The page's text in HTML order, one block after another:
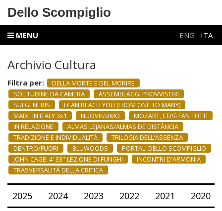
Dello Scompiglio
MENU ENG ITA
Archivio Cultura
Filtra per:
DELLA MORTE E DEL MORIRE
SOLITUDINE DA CAMERA
ASSEMBLAGGI PROVVISORI
SUI GENERIS
I CAN REACH YOU (FROM ONE TO MANY)
MADE IN ITALY 3x1
NUOVISSIMO
MOZART, COSì FAN TUTTI
IN RELAZIONE
ALMAS LEJANAS/ALMAS DE DISTÂNCIA
TRADIZIONE E INDIVIDUALITÀ
TRILOGIA DELL'ASSENZA
DENTRO/FUORI
BLUWOODS
PORTALI DELLO SCOMPIGLIO
JOHN CAGE: 4' 33'' LEZIONE DI FUNGHI
INCONTRI D'ARMONIA
TRASVERSALITÀ DELLA CRITICA
2025 2024 2023 2022 2021 2020